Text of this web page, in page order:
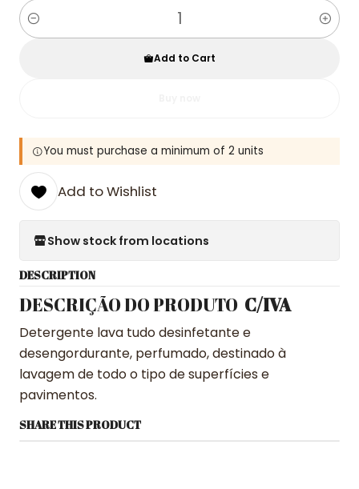
Quantity
Add to Cart
You must purchase a minimum of 2 units
Add to Wishlist
Show stock from locations
DESCRIPTION
DESCRIÇÃO DO PRODUTO C/IVA
Detergente lava tudo desinfetante e
desengordurante, perfumado, destinado à
lavagem de todo o tipo de superfícies e
pavimentos.
SHARE THIS PRODUCT